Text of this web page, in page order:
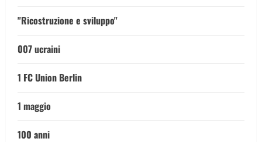
"Ricostruzione e sviluppo"
007 ucraini
1 FC Union Berlin
1 maggio
100 anni